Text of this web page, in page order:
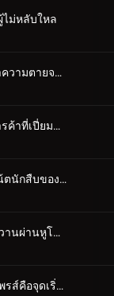
ไม่หลับใหล
ตอนที่ 1123 จนกว่าความตายจะพรากจากเราสอง
ตอนที่ 1124 ย่านการค้าที่เปี่ยมด้วยรัก
ตอนที่ 1125 สมุดโน้ตนักสืบของสึบุรายะ มิตสึฮิโกะ
ตอนที่ 1126 เสียงหวานผ่านหูโทรศัพท์
ตอนที่ 1127 เซอร์ไพรส์คือจุดเริ่มต้นของโศกนาฏกรรม